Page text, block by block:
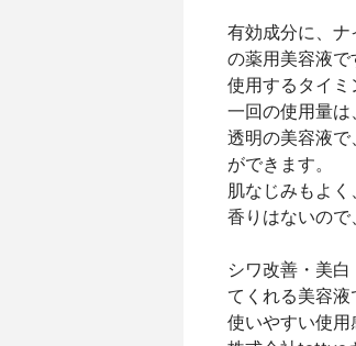
有効成分に、
の薬用美容液で
使用するタイミ
一回の使用量は
透明の美容液
ができます。
肌なじみもよく
香りはないので
シワ改善・美
てくれる美容液
使いやすい使用